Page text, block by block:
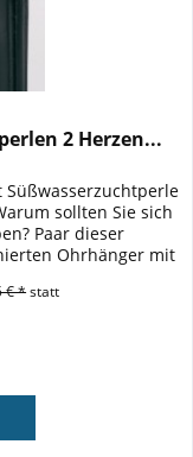
2 Herzen...
sollten Sie sich
Paar dieser
Ohrhänger mit
€ *statt